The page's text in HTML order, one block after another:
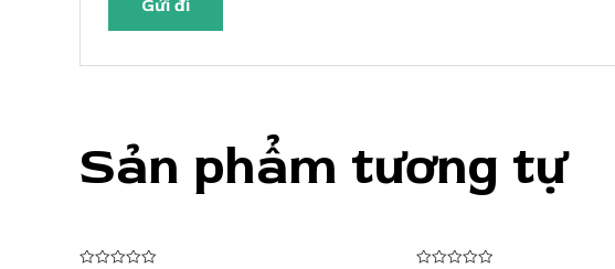
Sản phẩm tương tự